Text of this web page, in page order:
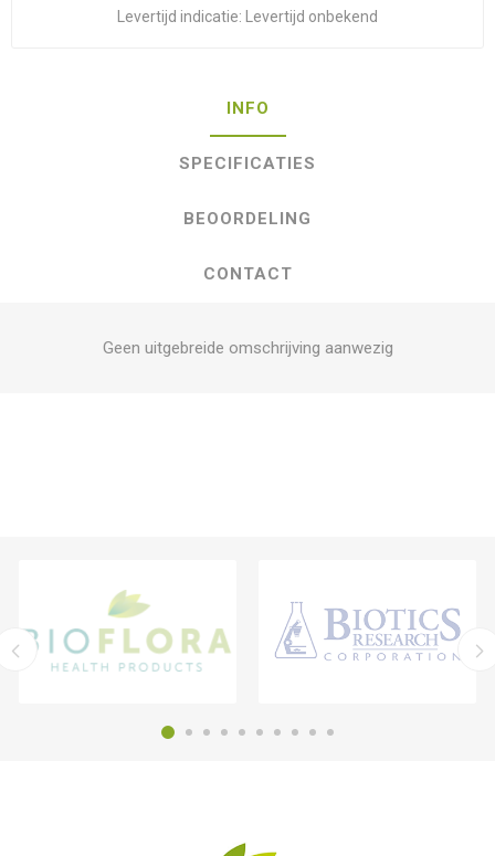
Levertijd indicatie: Levertijd onbekend
INFO
SPECIFICATIES
BEOORDELING
CONTACT
Geen uitgebreide omschrijving aanwezig